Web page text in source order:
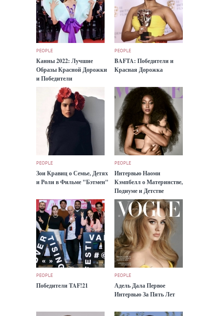
PEOPLE
Канны 2022: Лучшие
Образы Красной Дорожки
и Победители
PEOPLE
BAFTA: Победители и
Красная Дорожка
PEOPLE
Зои Кравиц о Семье, Детях
и Роли в Фильме "Бэтмен"
PEOPLE
Интервью Наоми
Кэмпбелл о Материнстве,
Подиуме и Детстве
PEOPLE
Победители TAF!21
PEOPLE
Адель Дала Первое
Интервью За Пять Лет